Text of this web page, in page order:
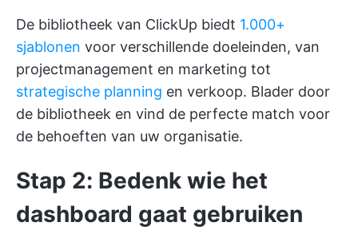
De bibliotheek van ClickUp biedt 1.000+
sjablonen voor verschillende doeleinden, van
projectmanagement en marketing tot
strategische planning en verkoop. Blader door
de bibliotheek en vind de perfecte match voor
de behoeften van uw organisatie.
Stap 2: Bedenk wie het
dashboard gaat gebruiken